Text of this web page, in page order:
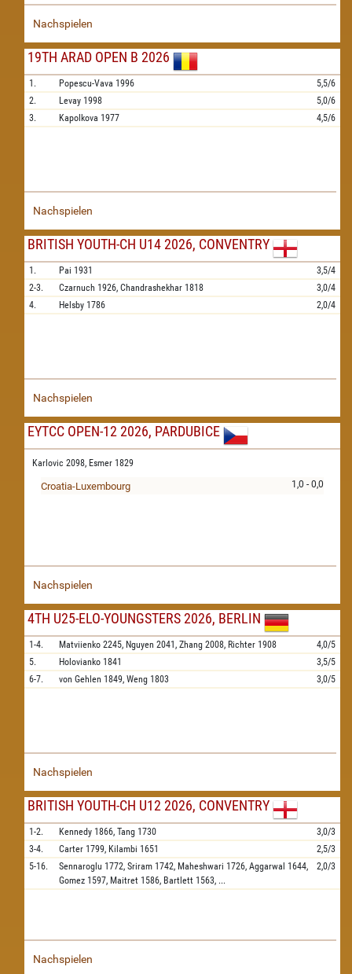
Nachspielen
19TH ARAD OPEN B 2026
1. Popescu-Vava 1996
5,5/6
2.
Levay 1998
5,0/6
3.
Kapolkova 1977 4,5/6
Nachspielen
BRITISH YOUTH-CH U14 2026, CONVENTRY
1. Pai 1931
3,5/4
2-3.
Czarnuch 1926, Chandrashekhar 1818
3,0/4
4.
Helsby 1786 2,0/4
Nachspielen
EYTCC OPEN-12 2026, PARDUBICE
Karlovic 2098, Esmer 1829
1,0 - 0,0
Croatia-Luxembourg
Nachspielen
4TH U25-ELO-YOUNGSTERS 2026, BERLIN
1-4. Matviienko 2245, Nguyen 2041, Zhang 2008, Richter 1908
4,0/5
5.
Holovianko 1841
3,5/5
6-7.
von Gehlen 1849, Weng 1803 3,0/5
Nachspielen
BRITISH YOUTH-CH U12 2026, CONVENTRY
1-2. Kennedy 1866, Tang 1730
3,0/3
3-4.
Carter 1799, Kilambi 1651
2,5/3
5-16.
Sennaroglu 1772, Sriram 1742, Maheshwari 1726, Aggarwal 1644,
Gomez 1597, Maitret 1586, Bartlett 1563, ...
2,0/3
Nachspielen